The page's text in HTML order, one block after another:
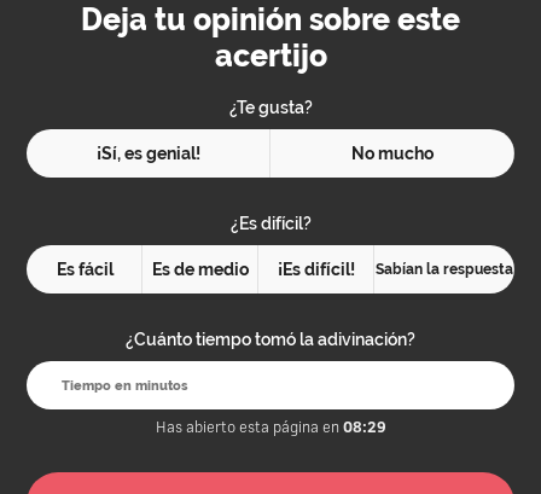
Deja tu opinión sobre este
acertijo
¿Te gusta?
¡Sí, es genial! No mucho
¿Es difícil?
Es fácil Es de medio ¡Es difícil! Sabían la respuesta
¿Cuánto tiempo tomó la adivinación?
Has abierto esta página en 08:29